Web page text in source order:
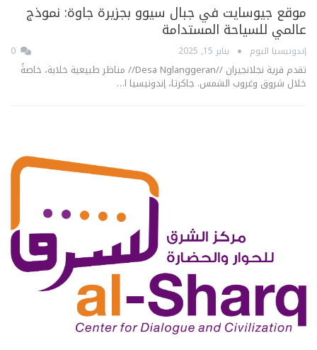
موقع جيوسايت في جبال سيوو بجزيرة جاوة: نموذج
عالمي للسياحة المستدامة
إندونيسيا اليوم يناير 15, 2025
تقدم قرية نجلانجيران //Desa Nglanggeran// مناظر طبيعية خلابة، خاصةً
خلال شروق وغروب الشمس. جاكرتا، إندونيسيا ا…